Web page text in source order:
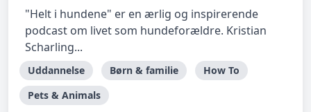
"Helt i hundene" er en ærlig og inspirerende
podcast om livet som hundeforældre. Kristian
Scharling...
Uddannelse Børn & familie
How To
Pets & Animals